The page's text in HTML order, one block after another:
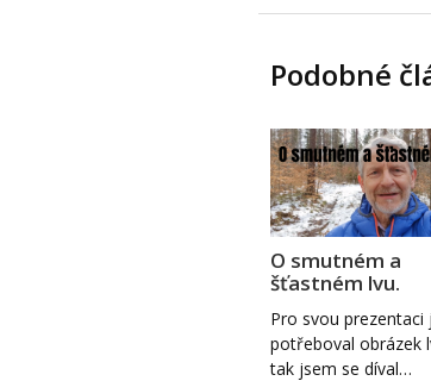
Podobné
O smutném a
šťastném lvu.
Pro svou prezentaci
potřeboval obrázek
tak jsem se díval…